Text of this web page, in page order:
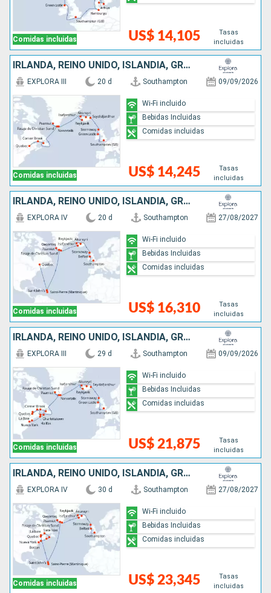
Comidas incluidas US$ 14,105
Tasas
incluidas
IRLANDA, REINO UNIDO, ISLANDIA, GROENLANDIA, CANADÁ
Comidas incluidas
EXPLORA III 20 d Southampton 09/09/2026
US$ 14,245
Tasas
incluidas
Wi-Fi incluido
Bebidas Incluidas
Comidas incluidas
IRLANDA, REINO UNIDO, ISLANDIA, GROENLANDIA, ANTIGUA Y BARBUDA, CANADÁ
Comidas incluidas
EXPLORA IV 20 d Southampton 27/08/2027
US$ 16,310
Tasas
incluidas
Wi-Fi incluido
Bebidas Incluidas
Comidas incluidas
IRLANDA, REINO UNIDO, ISLANDIA, GROENLANDIA, CANADÁ, ESTADOS UNIDOS
Comidas incluidas
EXPLORA III 29 d Southampton 09/09/2026
US$ 21,875
Tasas
incluidas
Wi-Fi incluido
Bebidas Incluidas
Comidas incluidas
IRLANDA, REINO UNIDO, ISLANDIA, GROENLANDIA, ANTIGUA Y BARBUDA, CANADÁ, ESTADOS UNIDOS
Comidas incluidas
EXPLORA IV 30 d Southampton 27/08/2027
US$ 23,345
Tasas
incluidas
Wi-Fi incluido
Bebidas Incluidas
Comidas incluidas